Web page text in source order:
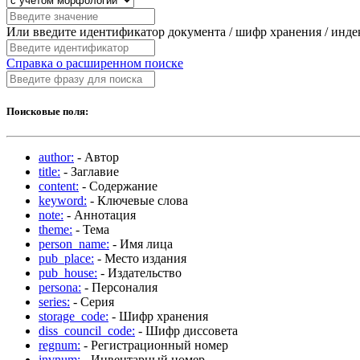
Или введите идентификатор документа / шифр хранения /
Справка о расширенном поиске
Поисковые поля:
author: - Автор
title: - Заглавие
content: - Содержание
keyword: - Ключевые слова
note: - Аннотация
theme: - Тема
person_name: - Имя лица
pub_place: - Место издания
pub_house: - Издательство
persona: - Персоналия
series: - Серия
storage_code: - Шифр хранения
diss_council_code: - Шифр диссовета
regnum: - Регистрационный номер